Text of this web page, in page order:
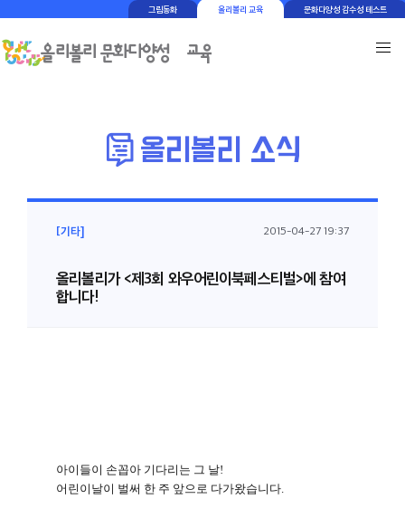
그림동화 올리볼리 교육 문화다양성 감수성 테스트
[기타] 2015-04-27 19:37
올리볼리가 <제3회 와우어린이북페스티벌>에 참여
합니다!
아이들이 손꼽아 기다리는 그 날!
어린이날이 벌써 한 주 앞으로 다가왔습니다.